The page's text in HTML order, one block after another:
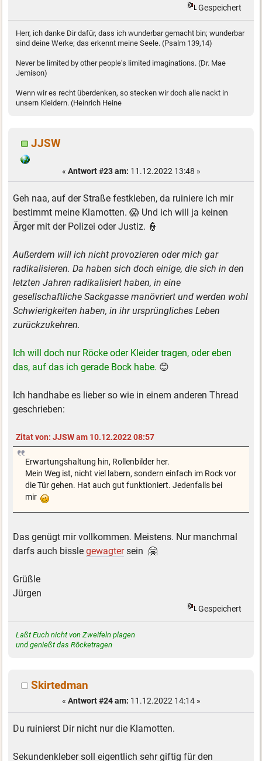
Gespeichert
Herr, ich danke Dir dafür, dass ich wunderbar gemacht bin; wunderbar
sind deine Werke; das erkennt meine Seele. (Psalm 139,14)
Never be limited by other people's limited imaginations. (Dr. Mae
Jemison)
Wenn wir es recht überdenken, so stecken wir doch alle nackt in
unsern Kleidern. (Heinrich Heine
JJSW
« Antwort #23 am: 11.12.2022 13:48 »
Geh naa, auf der Straße festkleben, da ruiniere ich mir
bestimmt meine Klamotten. 😱 Und ich will ja keinen
Ärger mit der Polizei oder Justiz. 👮
Außerdem will ich nicht provozieren oder mich gar
radikalisieren. Da haben sich doch einige, die sich in den
letzten Jahren radikalisiert haben, in eine
gesellschaftliche Sackgasse manövriert und werden wohl
Schwierigkeiten haben, in ihr ursprüngliches Leben
zurückzukehren.
Ich will doch nur Röcke oder Kleider tragen, oder eben
das, auf das ich gerade Bock habe. 😊
Ich handhabe es lieber so wie in einem anderen Thread
geschrieben:
Zitat von: JJSW am 10.12.2022 08:57
Erwartungshaltung hin, Rollenbilder her.
Mein Weg ist, nicht viel labern, sondern einfach im Rock vor
die Tür gehen. Hat auch gut funktioniert. Jedenfalls bei
mir
Das genügt mir vollkommen. Meistens. Nur manchmal
darfs auch bisslegewagtersein 🤗
Grüßle
Jürgen
Gespeichert
Laßt Euch nicht von Zweifeln plagen
und genießt das Röcketragen
Skirtedman
« Antwort #24 am: 11.12.2022 14:14 »
Du ruinierst Dir nicht nur die Klamotten.
Sekundenkleber soll eigentlich sehr giftig für den